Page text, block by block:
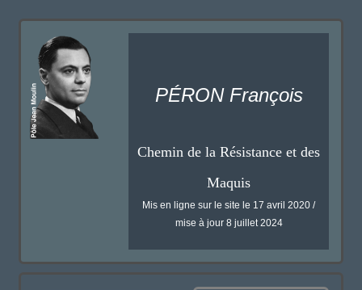
PÉRON François
Chemin de la Résistance et des
Maquis
Mis en ligne sur le site le 17 avril 2020 /
mise à jour 8 juillet 2024